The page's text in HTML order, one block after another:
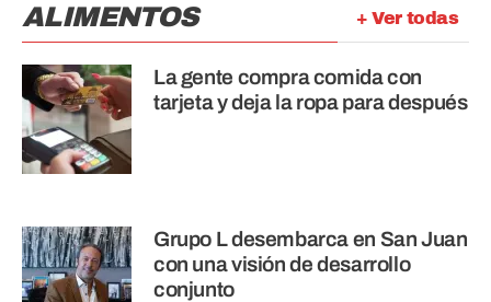
+ Ver todas
ALIMENTOS
La gente compra comida con
tarjeta y deja la ropa para después
Grupo L desembarca en San Juan
con una visión de desarrollo
conjunto